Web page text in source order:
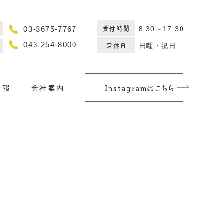
03-3675-7767
043-254-8000
受付時間 8:30～17:30
定休日 日曜・祝日
会社案内 Instagramはこちら